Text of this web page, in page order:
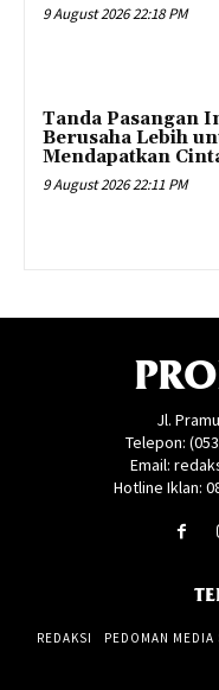
9 August 2026 22:18 PM
Tanda Pasangan
Berusaha Lebih
Mendapatkan
9 August 2026 22:11 PM
Jl.
Telepon:
Email:
Hotline Iklan:
REDAKSI PEDOMAN MEDIA